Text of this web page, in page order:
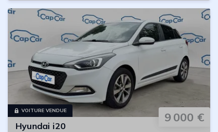
VOITURE VENDUE 9 000 €
Hyundai i20